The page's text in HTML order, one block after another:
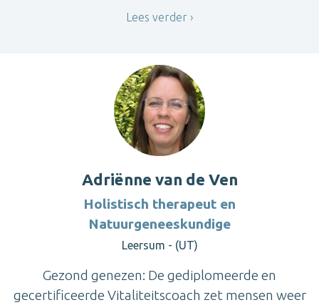
Lees verder
Adriënne van de Ven
Holistisch therapeut en
Natuurgeneeskundige
Leersum - (UT)
Gezond genezen: De gediplomeerde en
gecertificeerde Vitaliteitscoach zet mensen weer